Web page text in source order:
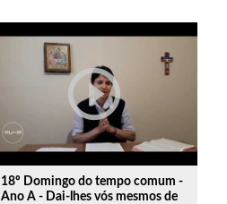
play_circle_outline
18º Domingo do tempo comum -
Ano A - Dai-lhes vós mesmos de